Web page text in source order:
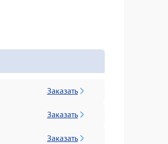
Заказать
Заказать
Заказать